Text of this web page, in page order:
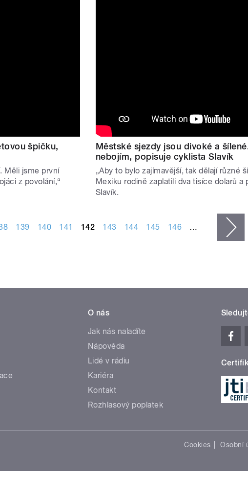
špičku,
Měli jsme první
z povolání,“
Městské sjezdy jsou divoké a
nebojím, popisuje cyklista Slavík
„Aby to bylo zajímavější, tak dělají různé
Mexiku rodině zaplatili dva tisíce dolarů a
Slavík.
139 140 141 142 143 144 145 146 …
O nás
Jak nás naladíte
Nápověda
Lidé v rádiu
Kariéra
Kontakt
Rozhlasový poplatek
Cookies Osobní